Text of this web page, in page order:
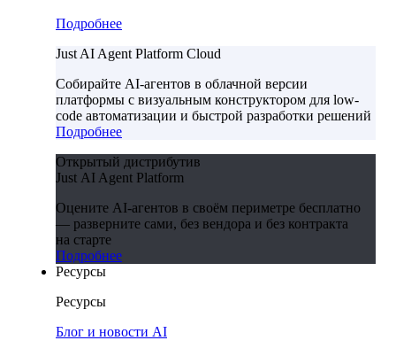
Подробнее
Just AI Agent Platform Cloud
Собирайте AI-агентов в облачной версии
платформы с визуальным конструктором для low-
code автоматизации и быстрой разработки решений
Подробнее
Открытый дистрибутив
Just AI Agent Platform
Оцените AI-агентов в своём периметре бесплатно
— разверните сами, без вендора и без контракта
на старте
Подробнее
Ресурсы
Ресурсы
Блог и новости AI